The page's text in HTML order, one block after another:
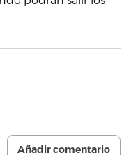
Añadir comentario